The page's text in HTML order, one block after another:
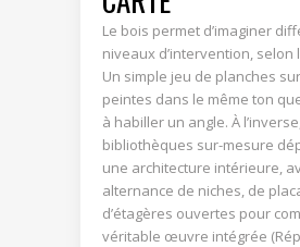
Le bois permet d’imaginer
niveaux d’intervention, selon
Un simple jeu de planches
peintes dans le même ton
à habiller un angle. À
bibliothèques sur-mesure
une architecture intérieure,
alternance de niches, de
d’étagères ouvertes pour
véritable œuvre intégrée